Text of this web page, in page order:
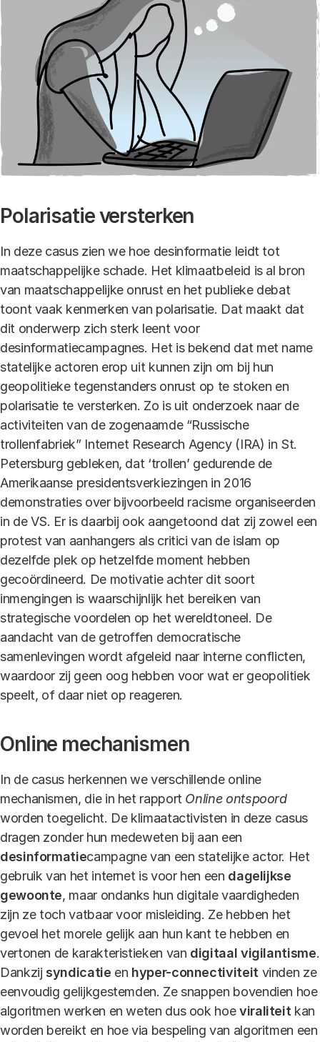
Polarisatie versterken
In deze casus zien we hoe desinformatie leidt tot
maatschappelijke schade. Het klimaatbeleid is al bron
van maatschappelijke onrust en het publieke debat
toont vaak kenmerken van polarisatie. Dat maakt dat
dit onderwerp zich sterk leent voor
desinformatiecampagnes. Het is bekend dat met name
statelijke actoren erop uit kunnen zijn om bij hun
geopolitieke tegenstanders onrust op te stoken en
polarisatie te versterken. Zo is uit onderzoek naar de
activiteiten van de zogenaamde “Russische
trollenfabriek” Internet Research Agency (IRA) in St.
Petersburg gebleken, dat ‘trollen’ gedurende de
Amerikaanse presidentsverkiezingen in 2016
demonstraties over bijvoorbeeld racisme organiseerden
in de VS. Er is daarbij ook aangetoond dat zij zowel een
protest van aanhangers als critici van de islam op
dezelfde plek op hetzelfde moment hebben
gecoördineerd. De motivatie achter dit soort
inmengingen is waarschijnlijk het bereiken van
strategische voordelen op het wereldtoneel. De
aandacht van de getroffen democratische
samenlevingen wordt afgeleid naar interne conflicten,
waardoor zij geen oog hebben voor wat er geopolitiek
speelt, of daar niet op reageren.
Online mechanismen
In de casus herkennen we verschillende online
mechanismen, die in het rapport Online ontspoord
worden toegelicht. De klimaatactivisten in deze casus
dragen zonder hun medeweten bij aan een
desinformatiecampagne van een statelijke actor. Het
gebruik van het internet is voor hen een dagelijkse
gewoonte, maar ondanks hun digitale vaardigheden
zijn ze toch vatbaar voor misleiding. Ze hebben het
gevoel het morele gelijk aan hun kant te hebben en
vertonen de karakteristieken van digitaal vigilantisme.
Dankzij syndicatie en hyper-connectiviteit vinden ze
eenvoudig gelijkgestemden. Ze snappen bovendien hoe
algoritmen werken en weten dus ook hoeviraliteit kan
worden bereikt en hoe via bespeling van algoritmen een